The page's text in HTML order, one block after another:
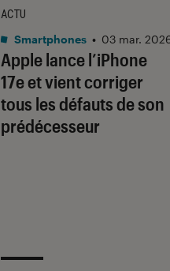
Apple lance l’iPhone
17e et vient corriger
tous les défauts de son
prédécesseur
ACTU
Smartphones • 03 mar.